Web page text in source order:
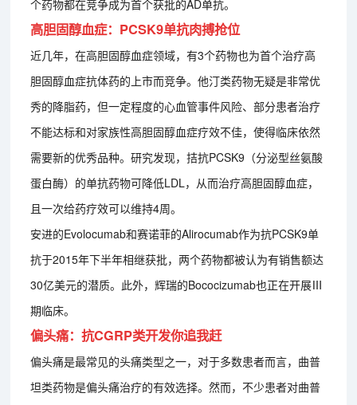
个药物都在竞争成为首个获批的AD单抗。
高胆固醇血症：PCSK9单抗肉搏抢位
近几年，在高胆固醇血症领域，有3个药物也为首个治疗高
胆固醇血症抗体药的上市而竞争。他汀类药物无疑是非常优
秀的降脂药，但一定程度的心血管事件风险、部分患者治疗
不能达标和对家族性高胆固醇血症疗效不佳，使得临床依然
需要新的优秀品种。研究发现，拮抗PCSK9（分泌型丝氨酸
蛋白酶）的单抗药物可降低LDL，从而治疗高胆固醇血症，
且一次给药疗效可以维持4周。
安进的Evolocumab和赛诺菲的Alirocumab作为抗PCSK9单
抗于2015年下半年相继获批，两个药物都被认为有销售额达
30亿美元的潜质。此外，辉瑞的Bococizumab也正在开展Ⅲ
期临床。
偏头痛：抗CGRP类开发你追我赶
偏头痛是最常见的头痛类型之一，对于多数患者而言，曲普
坦类药物是偏头痛治疗的有效选择。然而，不少患者对曲普